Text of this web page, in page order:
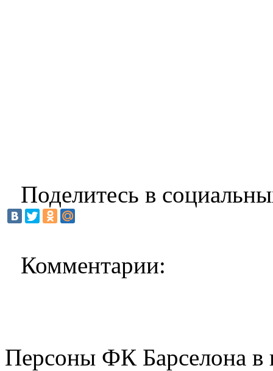
Поделитесь в
Комментарии:
Персоны ФК Барселона в